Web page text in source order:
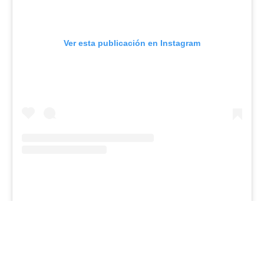
Ver esta publicación en Instagram